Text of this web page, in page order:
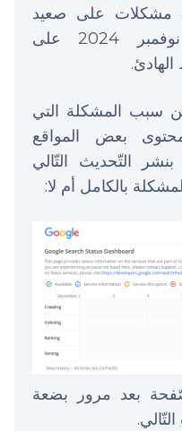
مشكلات على صعيد
سبب المشكلة التي
بعض المواقع
التّحديث التّالي
بعد مرور بضعة